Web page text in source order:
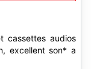
cassettes audios
excellent son* a